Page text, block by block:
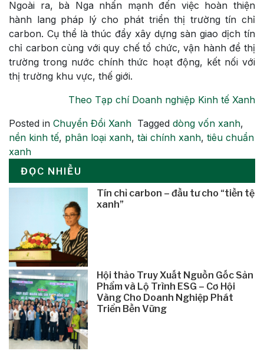
Ngoài ra, bà Nga nhấn mạnh đến việc hoàn thiện
hành lang pháp lý cho phát triển thị trường tín chỉ
carbon. Cụ thể là thúc đẩy xây dựng sàn giao dịch tín
chỉ carbon cùng với quy chế tổ chức, vận hành để thị
trường trong nước chính thức hoạt động, kết nối với
thị trường khu vực, thế giới.
Theo Tạp chí Doanh nghiệp Kinh tế Xanh
Posted in Chuyển Đổi Xanh Tagged dòng vốn xanh,
nền kinh tế, phân loại xanh, tài chính xanh, tiêu chuẩn
xanh
ĐỌC NHIỀU
Tín chỉ carbon – đầu tư cho “tiền tệ
xanh”
Hội thảo Truy Xuất Nguồn Gốc Sản
Phẩm và Lộ Trình ESG – Cơ Hội
Vàng Cho Doanh Nghiệp Phát
Triển Bền Vững